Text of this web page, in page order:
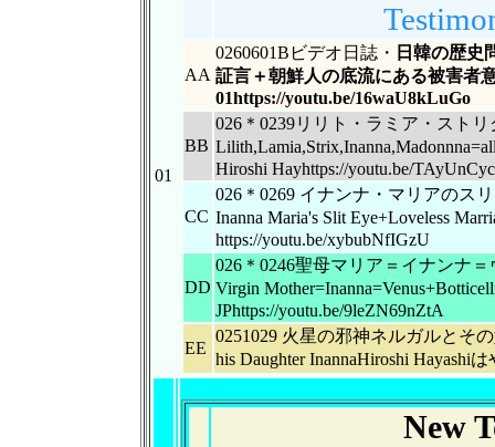
01
AA
0260601Bビデオ日誌・ 日韓の歴史
証言＋朝鮮人の底流にある被害者
01https://youtu.be/16waU8kLuGo
BB
026＊0239リリト・ラミア・スト
Hiroshi Hayhttps://youtu.be/
CC
026＊0269 イナンナ・マリアのス
Inanna Maria's Slit Eye+Loveless
https://youtu.be/xybubNfIGzU
DD
026＊0246聖母マリア＝イナンナ
Virgin
JPhttps://youtu.be/9leZN69nZtA
EE
0251029 火星の邪神ネルガルとそ
his Daughter InannaHiroshi Hayashi
New